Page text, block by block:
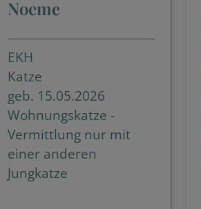
Noeme
EKH
Katze
geb. 15.05.2026
Wohnungskatze -
Vermittlung nur mit
einer anderen
Jungkatze